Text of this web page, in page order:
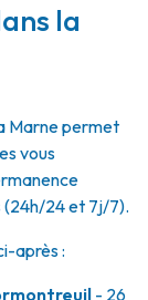
la
Marne permet
vous
(24h/24 et 7j/7).
après :
- 26